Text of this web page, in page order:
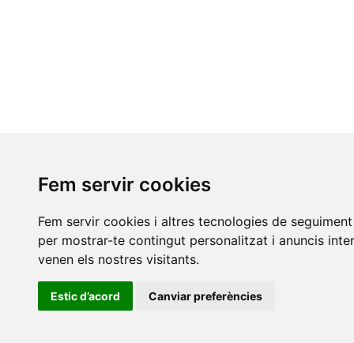
Fem servir cookies
Fem servir cookies i altres tecnologies de
per mostrar-te contingut personalitzat i anuncis
venen els nostres visitants.
Estic d’acord Canviar preferències